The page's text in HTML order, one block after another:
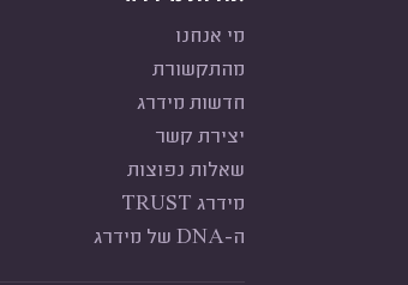
מי אנחנו
מהתקשורת
חדשות מידרג
יצירת קשר
שאלות נפוצות
מידרג TRUST
ה-DNA של מידרג